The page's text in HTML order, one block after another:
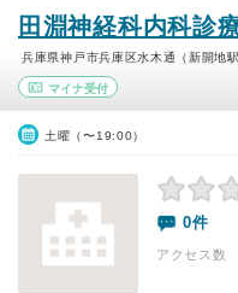
田淵神経科内科診
兵庫県神戸市兵庫区水木通（新開地
マイナ受付
土曜（〜19:00）
0件
アクセス数